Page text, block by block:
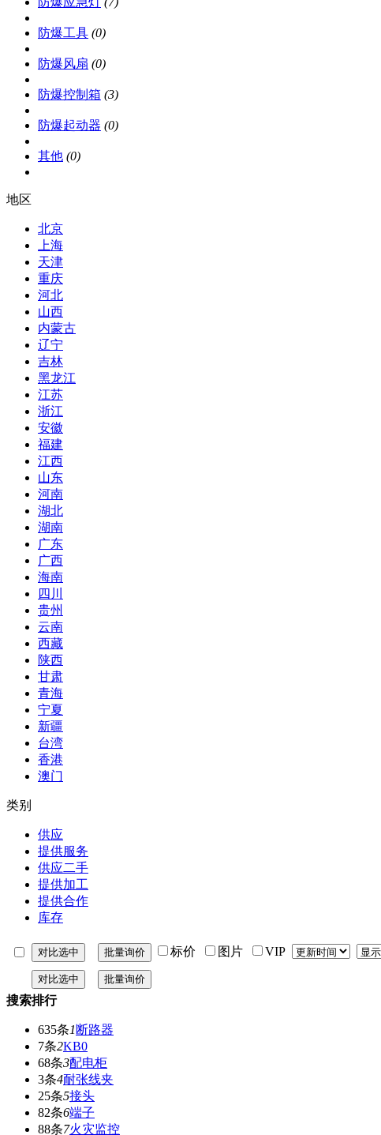
防爆工具 (0)
防爆风扇 (0)
防爆控制箱 (3)
防爆起动器 (0)
其他 (0)
地区
北京
上海
天津
重庆
河北
山西
内蒙古
辽宁
吉林
黑龙江
江苏
浙江
安徽
福建
江西
山东
河南
湖北
湖南
广东
广西
海南
四川
贵州
云南
西藏
陕西
甘肃
青海
宁夏
新疆
台湾
香港
澳门
类别
供应
提供服务
供应二手
提供加工
提供合作
库存
标价 图片 VIP
搜索排行
635条1 断路器
7条2KB0
68条3配电柜
3条4耐张线夹
25条5接头
82条6端子
88条7火灾监控